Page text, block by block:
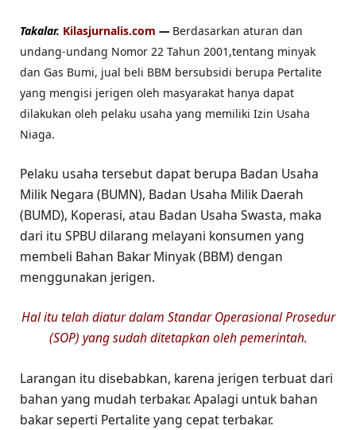
Takalar. Kilasjurnalis.com — Berdasarkan aturan dan
undang-undang Nomor 22 Tahun 2001,tentang minyak
dan Gas Bumi, jual beli BBM bersubsidi berupa Pertalite
yang mengisi jerigen oleh masyarakat hanya dapat
dilakukan oleh pelaku usaha yang memiliki Izin Usaha
Niaga.
Pelaku usaha tersebut dapat berupa Badan Usaha
Milik Negara (BUMN), Badan Usaha Milik Daerah
(BUMD), Koperasi, atau Badan Usaha Swasta, maka
dari itu SPBU dilarang melayani konsumen yang
membeli Bahan Bakar Minyak (BBM) dengan
menggunakan jerigen.
Hal itu telah diatur dalam Standar Operasional Prosedur
(SOP) yang sudah ditetapkan oleh pemerintah.
Larangan itu disebabkan, karena jerigen terbuat dari
bahan yang mudah terbakar. Apalagi untuk bahan
bakar seperti Pertalite yang cepat terbakar.